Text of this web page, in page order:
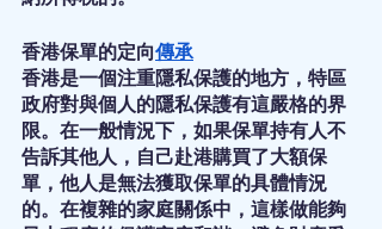
香港保單的定向傳承
香港是一個注重隱私保護的地方，特區
政府對與個人的隱私保護有這嚴格的界
限。在一般情況下，如果保單持有人不
告訴其他人，自己赴港購買了大額保
單，他人是無法獲取保單的具體情況
的。在複雜的家庭關係中，這樣做能夠